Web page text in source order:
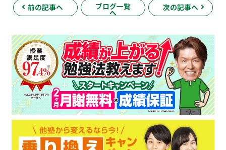
前の記事へ ブログ一覧
へ
次の記事へ